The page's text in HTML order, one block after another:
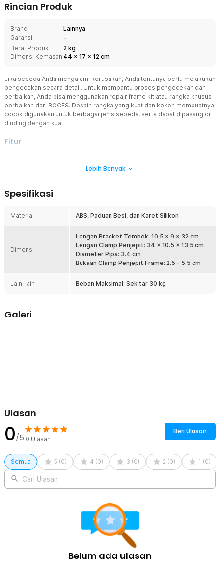
Rincian Produk
Brand
Lainnya
Garansi
-
Berat Produk
2 kg
Dimensi Kemasan 44 x 17 x 12 cm
Jika sepeda Anda mengalami kerusakan, Anda tentunya perlu melakukan
pengecekan secara detail. Untuk membantu proses pengecekan dan
perbaikan, Anda bisa menggunakan repair frame kit atau rangka khusus
perbaikan dari ROCES. Desain rangka yang kuat dan kokoh membuatnya
cocok digunakan untuk berbagai jenis sepeda, serta dapat dipasang di
dinding dengan kuat.
Fitur
Ketika Anda sudah menempelkan alat ini ke tembok, maka proses
pengecekan ataupun reparasi dengan lebih fokus.
Pada bagian penjepit terdapat pengencang yang bisa Anda atur
bagian mulut penjepit juga sudah ditutupi dengan karet silikon.
Rangka sepeda Anda tidak akan tergores atau lecet saat diletakkan
pada penjepit. Uniknya lagi, bagian bracket juga bisa dinaik-
turunkan dengan sistem penguncian.
Cengkraman alat ini cocok digunakan untuk sepeda lipat, sepeda
pasaran Indonesia.
Lebih Banyak
Spesifikasi
Material ABS, Paduan Besi, dan Karet Silikon
Dimensi
Lengan Bracket Tembok: 10.5 x 9 x 32 cm
Lengan Clamp Penjepit: 34 x 10.5 x 13.5 cm
Diameter Pipa: 3.4 cm
Bukaan Clamp Penjepit Frame: 2.5 - 5.5 cm
Lain-lain Beban Maksimal: Sekitar 30 kg
Galeri
Ulasan
0/5 0 Ulasan
Beri Ulasan
Semua 5 (0) 4 (0) 3 (0) 2 (0) 1 (0)
Cari Ulasan
Belum ada ulasan